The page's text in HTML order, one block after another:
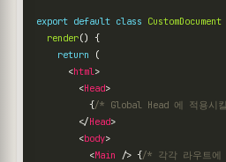
export default class CustomDocument
render() {
return
(
<html >
<Head>
{/* Global Head 에 적용시
</Head>
<body>
<Main /> {/* 각각 라우트에